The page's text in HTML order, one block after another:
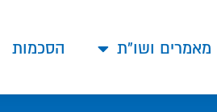
מאמרים ושו"ת הסכמות